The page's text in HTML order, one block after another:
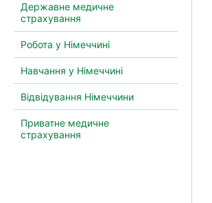
Державне медичне
страхування
Робота у Німеччині
Навчання у Німеччині
Відвідування Німеччини
Приватне медичне
страхування